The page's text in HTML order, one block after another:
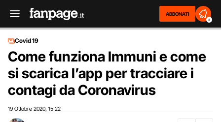
ABBONATI
2
Covid 19
Come funziona Immuni e come
si scarica l’app per tracciare i
contagi da Coronavirus
19 Ottobre 2020 15:22